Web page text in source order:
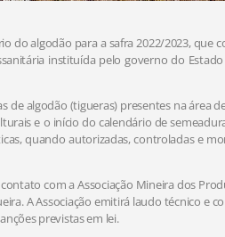
algodão para a safra 2022/2023, que
instituída pelo governo do
de algodão (tigueras) presentes na área
e o início do calendário de
quando autorizadas, controladas e
com a Associação Mineira dos
A Associação emitirá laudo técnico e
previstas em lei.